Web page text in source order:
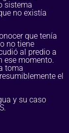
sistema
no existía
que tenía
no tiene
al predio a
ese momento.
toma
el
y su caso